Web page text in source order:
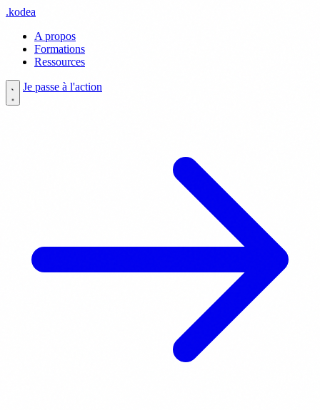
.kodea
A propos
Formations
Ressources
Je passe à l'action